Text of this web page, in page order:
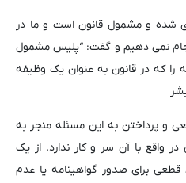
شده و مشمول قانون است و ما در
نمی دهیم و گفت: “پلیس مشمول
را که در قانون به عنوان یک وظیفه
و پرداختن به این مسئله منجر به
واقع با آن سر و کار ندارد. از یک
برای صدور گواهینامه یا عدم